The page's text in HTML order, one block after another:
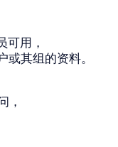
可用，
其组的资料。
，